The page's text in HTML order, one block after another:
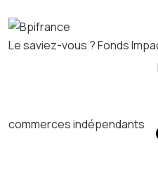
Le saviez-vous ?Fonds
commerces indépendants